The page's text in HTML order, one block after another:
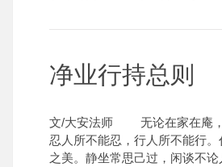
净业行持总则
文/大安法师 无论在家在庵，
忍人所不能忍，行人所不能行。
之美。静坐常思己过，闲谈不